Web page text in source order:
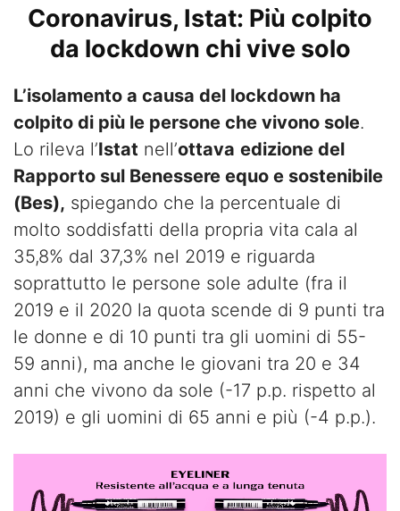
Coronavirus, Istat: Più colpito
da lockdown chi vive solo
L’isolamento a causa del lockdown ha
colpito di più le persone che vivono sole.
Lo rileva l’Istat nell’ottava edizione del
Rapporto sul Benessere equo e sostenibile
(Bes), spiegando che la percentuale di
molto soddisfatti della propria vita cala al
35,8% dal 37,3% nel 2019 e riguarda
soprattutto le persone sole adulte (fra il
2019 e il 2020 la quota scende di 9 punti tra
le donne e di 10 punti tra gli uomini di 55-
59 anni), ma anche le giovani tra 20 e 34
anni che vivono da sole (-17 p.p. rispetto al
2019) e gli uomini di 65 anni e più (-4 p.p.).